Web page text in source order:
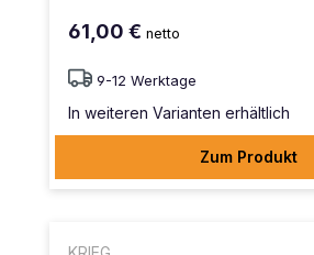
61,00 € netto
9-12 Werktage
In weiteren Varianten erhältlich
Zum Produkt